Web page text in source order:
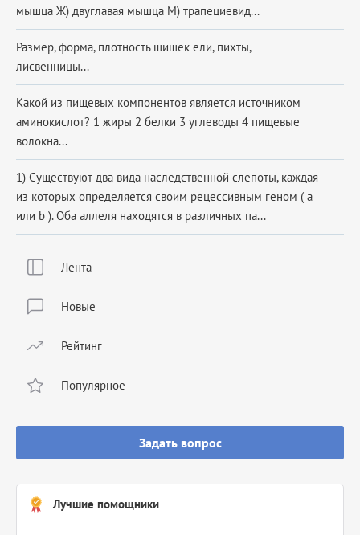
Лента
Новые
Рейтинг
Популярное
Задать вопрос
Лучшие помощники
мышца Ж) двуглавая мышца М) трапециевид...
Размер, форма, плотность шишек ели, пихты,
лисвенницы...
Какой из пищевых компонентов является источником
аминокислот? 1 жиры 2 белки 3 углеводы 4 пищевые
волокна​...
1) Существуют два вида наследственной слепоты, каждая
из которых определяется своим рецессивным геном ( a
или b ). Оба аллеля находятся в различных па...